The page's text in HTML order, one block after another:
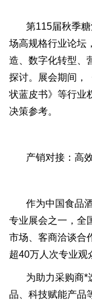
第115届秋季
场高规格行业论坛
造、数字化转型、
探讨。展会期间，
状蓝皮书》等行业
决策参考。
产销对接：高
作为中国食品
专业展会之一，全
市场、客商洽谈合
超40万人次专业观
为助力采购商*
品、科技赋能产品